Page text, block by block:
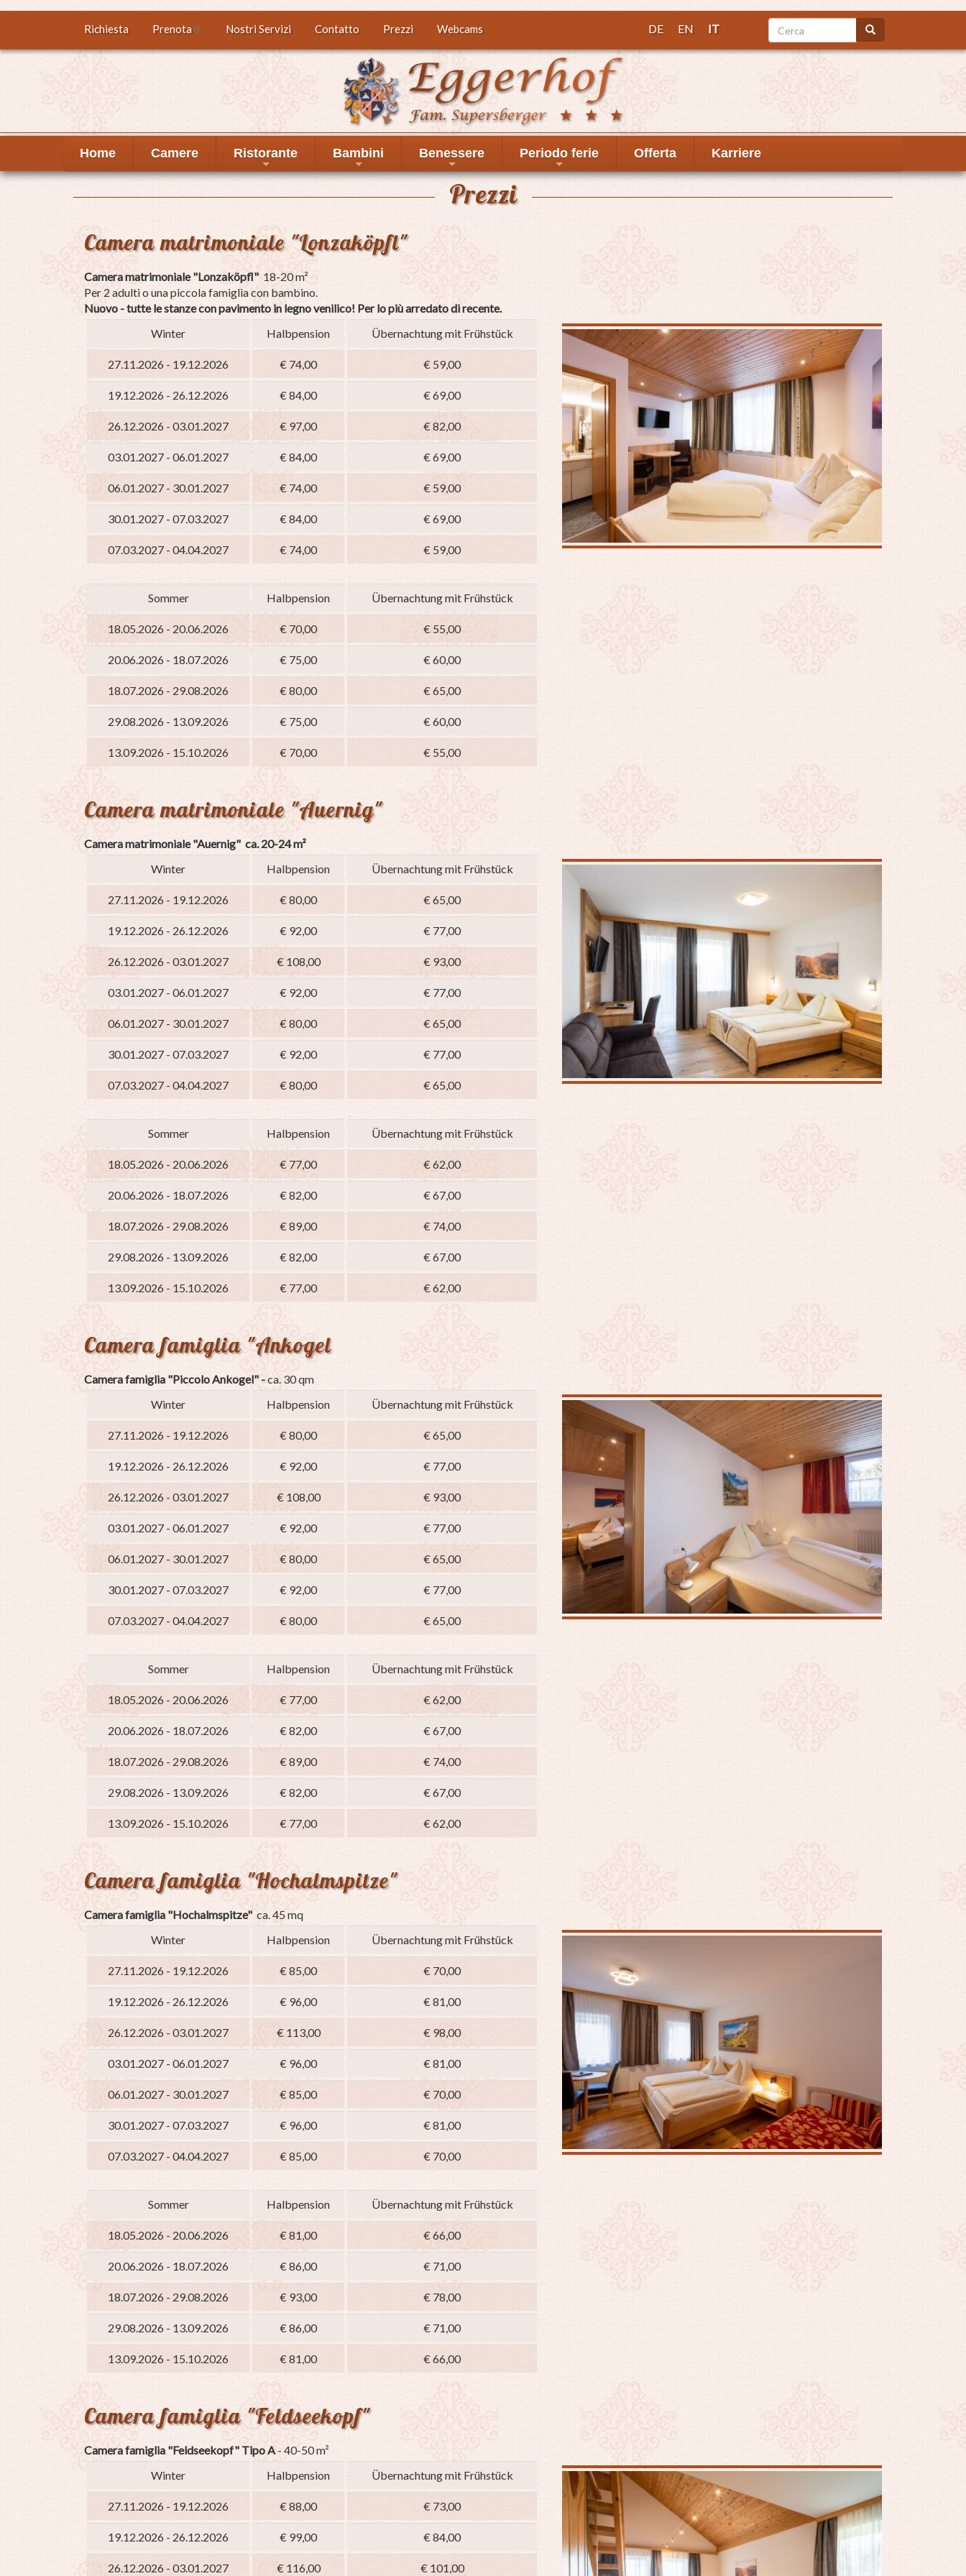
contenuto
Top
menu
Richiesta Prenota Nostri Servizi Contatto Prezzi Webcams DE EN IT Cerca Cerca
Home Camere
+
Ristorante
+
Bambini
+
Benessere
+
Periodo ferie Offerta Karriere
Prezzi
Camera matrimoniale "Lonzaköpfl"
Camera matrimoniale "Lonzaköpfl" 18-20 m²
Per 2 adulti o una piccola famiglia con bambino.
Nuovo - tutte le stanze con pavimento in legno venilico! Per lo più arredato di recente.
Winter
Halbpension Übernachtung mit Frühstück
27.11.2026 - 19.12.2026 € 74,00 € 59,00
19.12.2026 - 26.12.2026 € 84,00 € 69,00
26.12.2026 - 03.01.2027 € 97,00 € 82,00
03.01.2027 - 06.01.2027 € 84,00 € 69,00
06.01.2027 - 30.01.2027 € 74,00 € 59,00
30.01.2027 - 07.03.2027 € 84,00 € 69,00
07.03.2027 - 04.04.2027 € 74,00 € 59,00
Sommer Halbpension Übernachtung mit Frühstück
18.05.2026 - 20.06.2026 € 70,00 € 55,00
20.06.2026 - 18.07.2026 € 75,00 € 60,00
18.07.2026 - 29.08.2026 € 80,00 € 65,00
29.08.2026 - 13.09.2026 € 75,00 € 60,00
13.09.2026 - 15.10.2026 € 70,00 € 55,00
Camera matrimoniale "Auernig"
Camera matrimoniale "Auernig" ca. 20-24 m²
Winter
Halbpension Übernachtung mit Frühstück
27.11.2026 - 19.12.2026 € 80,00 € 65,00
19.12.2026 - 26.12.2026 € 92,00 € 77,00
26.12.2026 - 03.01.2027 € 108,00 € 93,00
03.01.2027 - 06.01.2027 € 92,00 € 77,00
06.01.2027 - 30.01.2027 € 80,00 € 65,00
30.01.2027 - 07.03.2027 € 92,00 € 77,00
07.03.2027 - 04.04.2027 € 80,00 € 65,00
Sommer Halbpension Übernachtung mit Frühstück
18.05.2026 - 20.06.2026 € 77,00 € 62,00
20.06.2026 - 18.07.2026 € 82,00 € 67,00
18.07.2026 - 29.08.2026 € 89,00 € 74,00
29.08.2026 - 13.09.2026 € 82,00 € 67,00
13.09.2026 - 15.10.2026 € 77,00 € 62,00
Camera famiglia "Ankogel
Camera famiglia "Piccolo Ankogel" -ca. 30 qm
Winter
Halbpension Übernachtung mit Frühstück
27.11.2026 - 19.12.2026 € 80,00 € 65,00
19.12.2026 - 26.12.2026 € 92,00 € 77,00
26.12.2026 - 03.01.2027 € 108,00 € 93,00
03.01.2027 - 06.01.2027 € 92,00 € 77,00
06.01.2027 - 30.01.2027 € 80,00 € 65,00
30.01.2027 - 07.03.2027 € 92,00 € 77,00
07.03.2027 - 04.04.2027 € 80,00 € 65,00
Sommer Halbpension Übernachtung mit Frühstück
18.05.2026 - 20.06.2026 € 77,00 € 62,00
20.06.2026 - 18.07.2026 € 82,00 € 67,00
18.07.2026 - 29.08.2026 € 89,00 € 74,00
29.08.2026 - 13.09.2026 € 82,00 € 67,00
13.09.2026 - 15.10.2026 € 77,00 € 62,00
Camera famiglia "Hochalmspitze"
Camera famiglia "Hochalmspitze"ca. 45 mq
Winter
Halbpension Übernachtung mit Frühstück
27.11.2026 - 19.12.2026 € 85,00 € 70,00
19.12.2026 - 26.12.2026 € 96,00 € 81,00
26.12.2026 - 03.01.2027 € 113,00 € 98,00
03.01.2027 - 06.01.2027 € 96,00 € 81,00
06.01.2027 - 30.01.2027 € 85,00 € 70,00
30.01.2027 - 07.03.2027 € 96,00 € 81,00
07.03.2027 - 04.04.2027 € 85,00 € 70,00
Sommer Halbpension Übernachtung mit Frühstück
18.05.2026 - 20.06.2026 € 81,00 € 66,00
20.06.2026 - 18.07.2026 € 86,00 € 71,00
18.07.2026 - 29.08.2026 € 93,00 € 78,00
29.08.2026 - 13.09.2026 € 86,00 € 71,00
13.09.2026 - 15.10.2026 € 81,00 € 66,00
Camera famiglia "Feldseekopf"
Camera famiglia "Feldseekopf" Tipo A - 40-50 m²
Winter
Halbpension Übernachtung mit Frühstück
27.11.2026 - 19.12.2026 € 88,00 € 73,00
19.12.2026 - 26.12.2026 € 99,00 € 84,00
26.12.2026 - 03.01.2027 € 116,00 € 101,00